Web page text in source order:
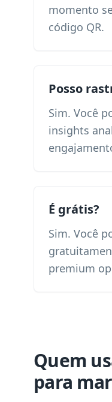
momento
código QR.
Posso
Sim. Você
insights
É grátis?
Sim. Você
premium
Quem
para